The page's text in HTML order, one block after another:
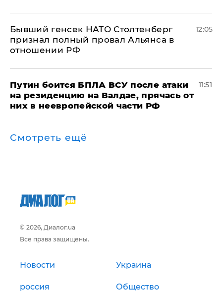
Бывший генсек НАТО Столтенберг
признал полный провал Альянса в
отношении РФ
12:05
Путин боится БПЛА ВСУ после атаки
на резиденцию на Валдае, прячась от
них в неевропейской части РФ
11:51
Смотреть ещё
© 2026, Диалог.ua
Все права защищены.
Новости Украина
россия Общество